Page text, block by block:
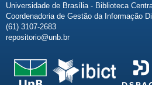
Universidade de Brasília - Biblioteca
Coordenadoria de Gestão da Informação
(61) 3107-2683
repositorio@unb.br